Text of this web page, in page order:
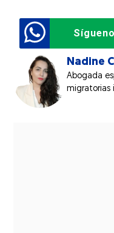
Nadine
Abogada
migratorias